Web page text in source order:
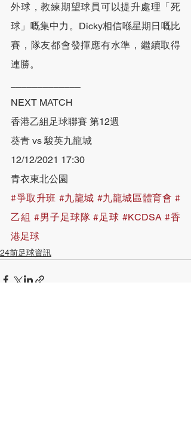
外球，教練期望球員可以提升處理「死
球」嘅集中力。Dicky相信喺星期日嘅比
賽，隊友都會發揮應有水準，繼續取得
連勝。
NEXT MATCH
香港乙組足球聯賽 第12週
葵青 vs 駿英九龍城
12/12/2021 17:30
青衣東北公園
#爭取升班 #九龍城 #九龍城區體育會 #
乙組 #男子足球隊 #足球 #KCDSA #香
港足球
24前足球資訊